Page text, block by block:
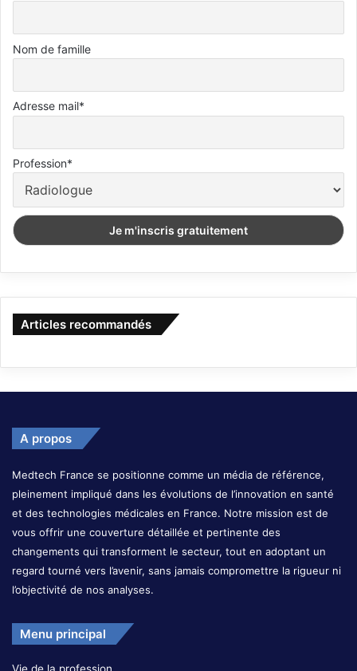
Nom de famille
Adresse mail*
Profession*
Articles recommandés
A propos
Medtech France se positionne comme un média de référence,
pleinement impliqué dans les évolutions de l’innovation en santé
et des technologies médicales en France. Notre mission est de
vous offrir une couverture détaillée et pertinente des
changements qui transforment le secteur, tout en adoptant un
regard tourné vers l’avenir, sans jamais compromettre la rigueur ni
l’objectivité de nos analyses.
Menu principal